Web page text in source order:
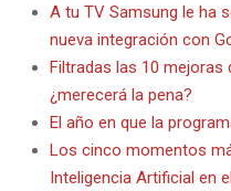
A tu TV Samsung le ha
nueva integración con
Filtradas las 10 mejoras
¿merecerá la pena?
El año en que la
Los cinco momentos
Inteligencia Artificial en